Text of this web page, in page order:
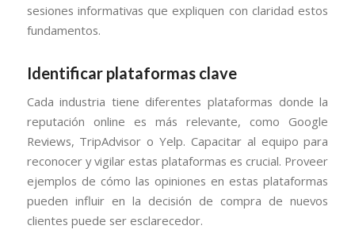
sesiones informativas que expliquen con claridad estos
fundamentos.
Identificar plataformas clave
Cada industria tiene diferentes plataformas donde la
reputación online es más relevante, como Google
Reviews, TripAdvisor o Yelp. Capacitar al equipo para
reconocer y vigilar estas plataformas es crucial. Proveer
ejemplos de cómo las opiniones en estas plataformas
pueden influir en la decisión de compra de nuevos
clientes puede ser esclarecedor.